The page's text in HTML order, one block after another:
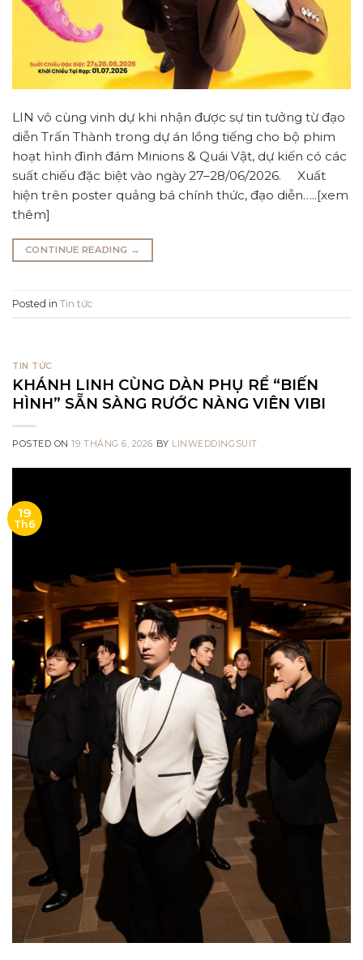
LIN vô cùng vinh dự khi nhận được sự tin tưởng từ đạo
diễn Trấn Thành trong dự án lồng tiếng cho bộ phim
hoạt hình đình đám Minions & Quái Vật, dự kiến có các
suất chiếu đặc biệt vào ngày 27–28/06/2026. Xuất
hiện trên poster quảng bá chính thức, đạo diễn…..[xem
thêm]
CONTINUE READING →
Posted in Tin tức
TIN TỨC
KHÁNH LINH CÙNG DÀN PHỤ RỂ “BIẾN
HÌNH” SẴN SÀNG RƯỚC NÀNG VIÊN VIBI
POSTED ON19 THÁNG 6, 2026 BY LINWEDDINGSUIT
19
Th6